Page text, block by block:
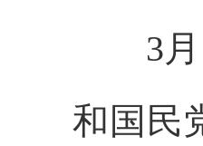
3月
和国民